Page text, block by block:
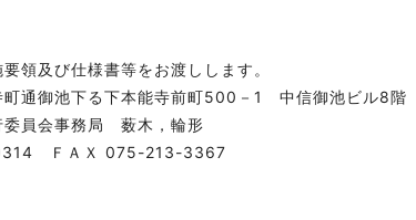
及び仕様書等をお渡しします。
御池下る下本能寺前町500－1 中信御池ビル8階
務局 薮木，輪形
Ｘ 075-213-3367